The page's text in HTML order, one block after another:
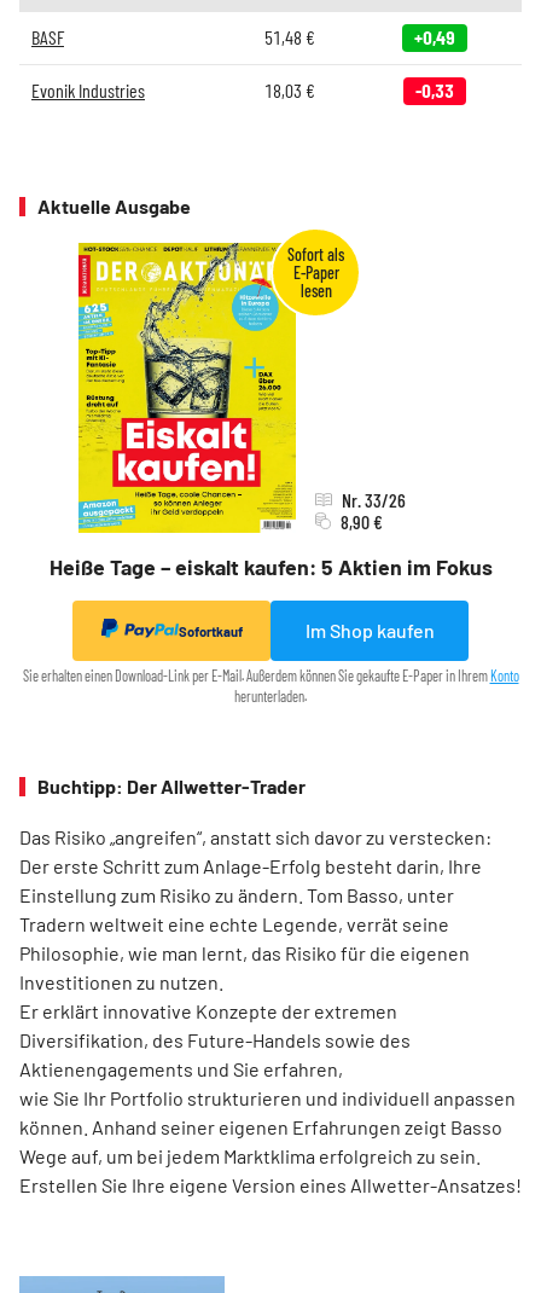
BASF 51,48 € +0,49
Evonik Industries 18,03 € -0,33
Aktuelle Ausgabe
Heiße Tage – eiskalt kaufen: 5 Aktien im Fokus
Nr. 33/26
8,90 €
Sofortkauf Im Shop kaufen
Sie erhalten einen Download-Link per E-Mail. Außerdem können Sie gekaufte E-Paper in Ihrem Konto
herunterladen.
Buchtipp: Der Allwetter-Trader
Das Risiko „angreifen“, anstatt sich davor zu verstecken:
Der erste Schritt zum Anlage-Erfolg besteht darin, Ihre
Einstellung zum Risiko zu ändern. Tom Basso, unter
Tradern weltweit eine echte Legende, verrät seine
Philosophie, wie man lernt, das Risiko für die eigenen
Investitionen zu nutzen.
Er erklärt innovative Konzepte der extremen
Diversifikation, des Future-Handels sowie des
Aktienengagements und Sie erfahren,
wie Sie Ihr Portfolio strukturieren und individuell anpassen
können. Anhand seiner eigenen Erfahrungen zeigt Basso
Wege auf, um bei jedem Marktklima erfolgreich zu sein.
Erstellen Sie Ihre eigene Version eines Allwetter-Ansatzes!